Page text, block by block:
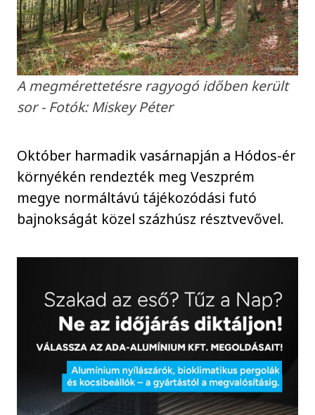
A megmérettetésre ragyogó időben került
sor - Fotók: Miskey Péter
Október harmadik vasárnapján a Hódos-ér
környékén rendezték meg Veszprém
megye normáltávú tájékozódási futó
bajnokságát közel százhúsz résztvevővel.